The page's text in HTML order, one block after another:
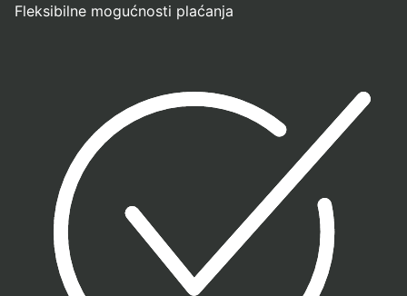
Fleksibilne mogućnosti plaćanja